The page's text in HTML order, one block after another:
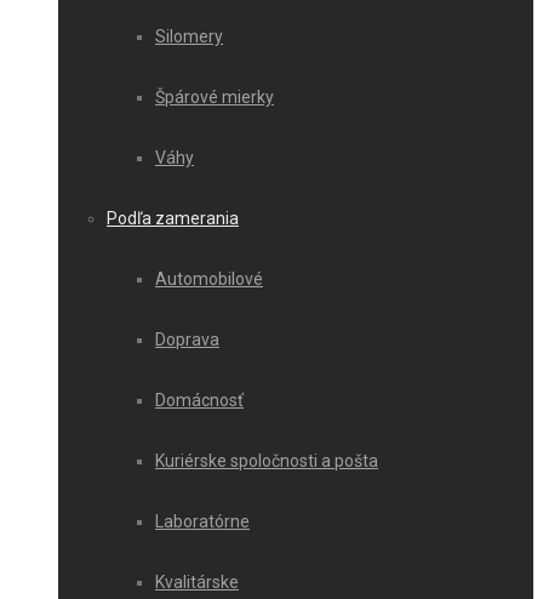
Silomery
Špárové mierky
Váhy
Podľa zamerania
Automobilové
Doprava
Domácnosť
Kuriérske spoločnosti a pošta
Laboratórne
Kvalitárske